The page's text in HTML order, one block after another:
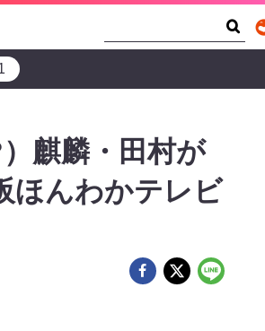
麒麟・田村が
ほんわかテレビ